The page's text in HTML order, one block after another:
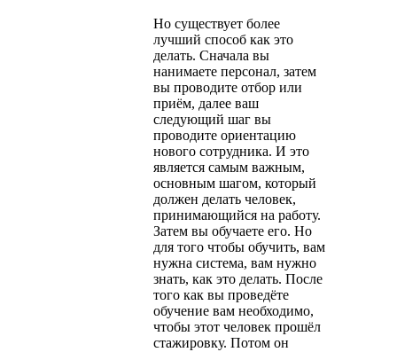
Но существует более
лучший способ как это
делать. Сначала вы
нанимаете персонал, затем
вы проводите отбор или
приём, далее ваш
следующий шаг вы
проводите ориентацию
нового сотрудника. И это
является самым важным,
основным шагом, который
должен делать человек,
принимающийся на работу.
Затем вы обучаете его. Но
для того чтобы обучить, вам
нужна система, вам нужно
знать, как это делать. После
того как вы проведёте
обучение вам необходимо,
чтобы этот человек прошёл
стажировку. Потом он